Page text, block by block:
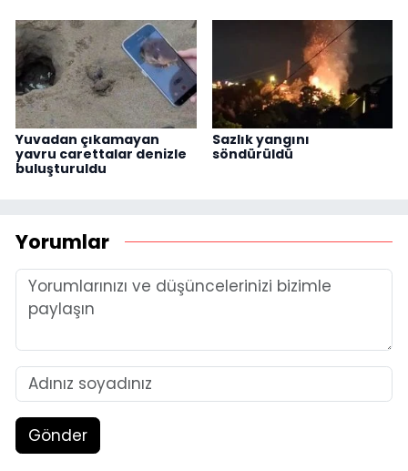
Yuvadan çıkamayan
yavru carettalar denizle
buluşturuldu
Sazlık yangını
söndürüldü
Yorumlar
Gönder